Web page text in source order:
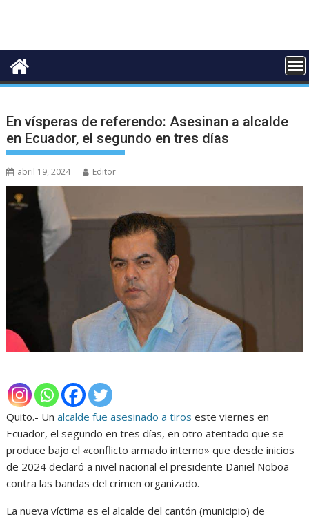
En vísperas de referendo: Asesinan a alcalde
en Ecuador, el segundo en tres días
abril 19, 2024 Editor
Quito.- Unalcalde fue asesinado a tiros este viernes en
Ecuador, el segundo en tres días, en otro atentado que se
produce bajo el «conflicto armado interno» que desde inicios
de 2024 declaró a nivel nacional el presidente Daniel Noboa
contra las bandas del crimen organizado.
La nueva víctima es el alcalde del cantón (municipio) de